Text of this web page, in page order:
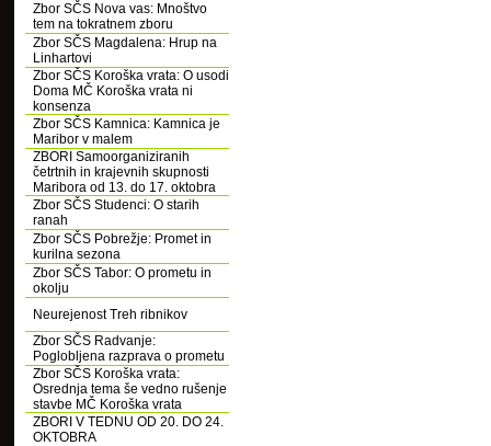
Zbor SČS Nova vas: Mnoštvo
tem na tokratnem zboru
Zbor SČS Magdalena: Hrup na
Linhartovi
Zbor SČS Koroška vrata: O usodi
Doma MČ Koroška vrata ni
konsenza
Zbor SČS Kamnica: Kamnica je
Maribor v malem
ZBORI Samoorganiziranih
četrtnih in krajevnih skupnosti
Maribora od 13. do 17. oktobra
Zbor SČS Studenci: O starih
ranah
Zbor SČS Pobrežje: Promet in
kurilna sezona
Zbor SČS Tabor: O prometu in
okolju
Neurejenost Treh ribnikov
Zbor SČS Radvanje:
Poglobljena razprava o prometu
Zbor SČS Koroška vrata:
Osrednja tema še vedno rušenje
stavbe MČ Koroška vrata
ZBORI V TEDNU OD 20. DO 24.
OKTOBRA